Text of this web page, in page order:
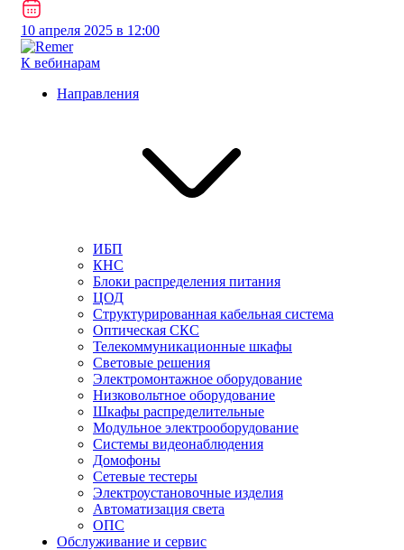
10 апреля 2025 в 12:00
К вебинарам
Направления
ИБП
КНС
Блоки распределения питания
ЦОД
Структурированная кабельная система
Оптическая СКС
Телекоммуникационные шкафы
Световые решения
Электромонтажное оборудование
Низковольтное оборудование
Шкафы распределительные
Модульное электрооборудование
Системы видеонаблюдения
Домофоны
Сетевые тестеры
Электроустановочные изделия
Автоматизация света
ОПС
Обслуживание и сервис